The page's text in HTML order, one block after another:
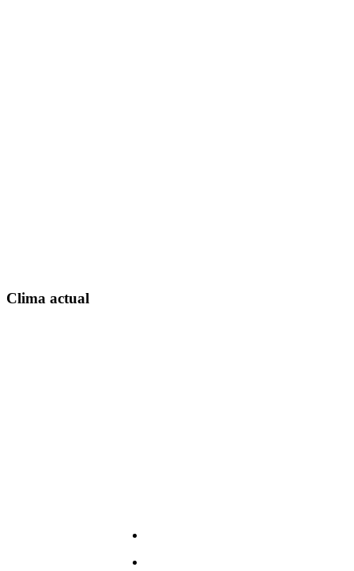
Clima actual